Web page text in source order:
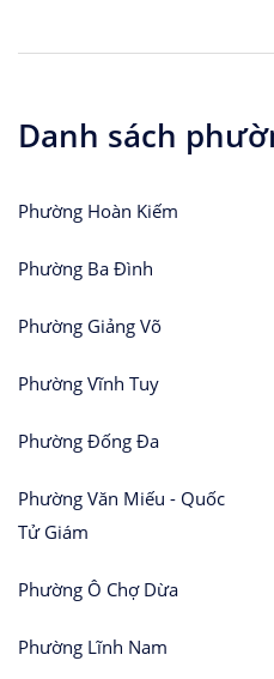
Danh sách
Phường Hoàn Kiếm
Phường Ba Đình
Phường Giảng Võ
Phường Vĩnh Tuy
Phường Đống Đa
Phường Văn Miếu - Quốc
Tử Giám
Phường Ô Chợ Dừa
Phường Lĩnh Nam